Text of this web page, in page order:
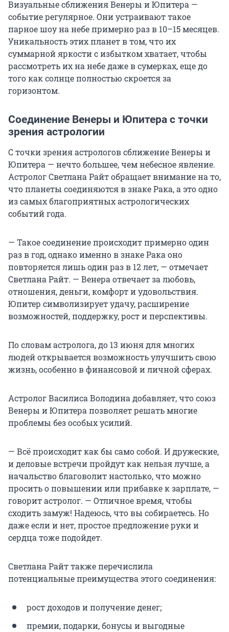
Визуальные сближения Венеры и Юпитера —
событие регулярное. Они устраивают такое
парное шоу на небе примерно раз в 10–15 месяцев.
Уникальность этих планет в том, что их
суммарной яркости с избытком хватает, чтобы
рассмотреть их на небе даже в сумерках, еще до
того как солнце полностью скроется за
горизонтом.
Соединение Венеры и Юпитера с точки
зрения астрологии
С точки зрения астрологов сближение Венеры и
Юпитера — нечто большее, чем небесное явление.
Астролог Светлана Райт обращает внимание на то,
что планеты соединяются в знаке Рака, а это одно
из самых благоприятных астрологических
событий года.
— Такое соединение происходит примерно один
раз в год, однако именно в знаке Рака оно
повторяется лишь один раз в 12 лет, — отмечает
Светлана Райт. — Венера отвечает за любовь,
отношения, деньги, комфорт и удовольствия.
Юпитер символизирует удачу, расширение
возможностей, поддержку, рост и перспективы.
По словам астролога, до 13 июня для многих
людей открывается возможность улучшить свою
жизнь, особенно в финансовой и личной сферах.
Астролог Василиса Володина добавляет, что союз
Венеры и Юпитера позволяет решать многие
проблемы без особых усилий.
— Всё происходит как бы само собой. И дружеские,
и деловые встречи пройдут как нельзя лучше, а
начальство благоволит настолько, что можно
просить о повышении или прибавке к зарплате, —
говорит астролог. — Отличное время, чтобы
сходить замуж! Надеюсь, что вы собираетесь. Но
даже если и нет, простое предложение руки и
сердца тоже подойдет.
Светлана Райт также перечислила
потенциальные преимущества этого соединения:
рост доходов и получение денег;
премии, подарки, бонусы и выгодные